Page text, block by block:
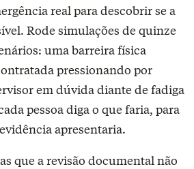
real para descobrir se a
Rode simulações de quinze
uma barreira física
pressionando por
em dúvida diante de fadiga
pessoa diga o que faria, para
apresentaria.
que a revisão documental não